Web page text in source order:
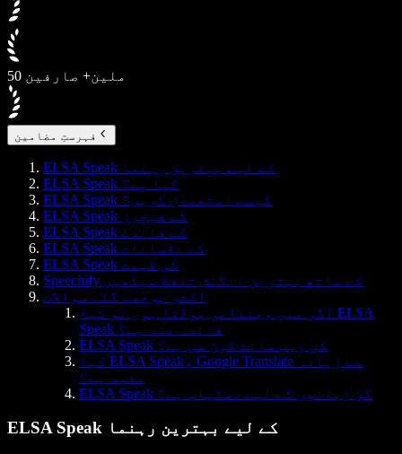
50 ملین+ صارفین
فہرستِ مضامین
ELSA Speak کے لیے بہترین رہنما
ELSA Speak کیا ہے؟
ELSA Speak کیسے استعمال کریں؟
ELSA Speak کے فیچرز
ELSA Speak کے فائدے
ELSA Speak کے نقصانات
ELSA Speak کی قیمت
Speechify کے ساتھ بہترین انگلش تلفظ سیکھیں
اکثر پوچھے گئے سوالات
اگر میں ویتنامی بولتا ہوں تو کیا ELSA
Speak فائدہ مند ہے؟
ELSA Speak کی ویب سائٹ کون سی ہے؟
کیا ELSA Speak، Google Translate سے زیادہ
مفید ہے؟
ELSA Speak کن زبانوں کے لیے دستیاب ہے؟
ELSA Speak کے لیے بہترین رہنما